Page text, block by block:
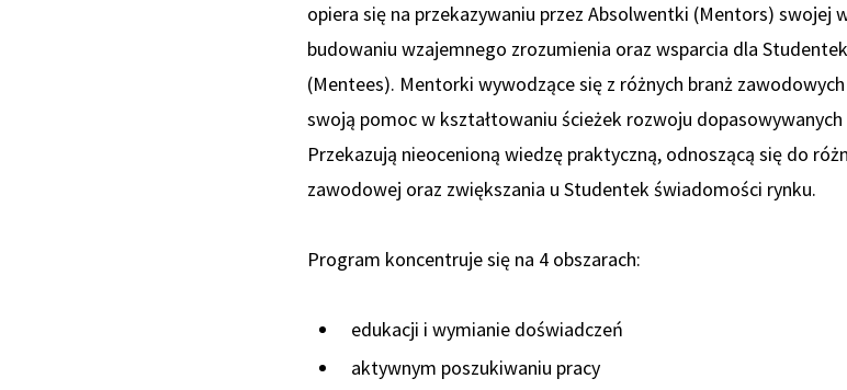
opiera się na przekazywaniu przez Absolwentki (Mentors) swojej
budowaniu wzajemnego zrozumienia oraz wsparcia dla
(Mentees). Mentorki wywodzące się z różnych branż
swoją pomoc w kształtowaniu ścieżek rozwoju
Przekazują nieocenioną wiedzę praktyczną, odnoszącą się do
zawodowej oraz zwiększania u Studentek świadomości rynku.
Program koncentruje się na 4 obszarach:
edukacji i wymianie doświadczeń
aktywnym poszukiwaniu pracy